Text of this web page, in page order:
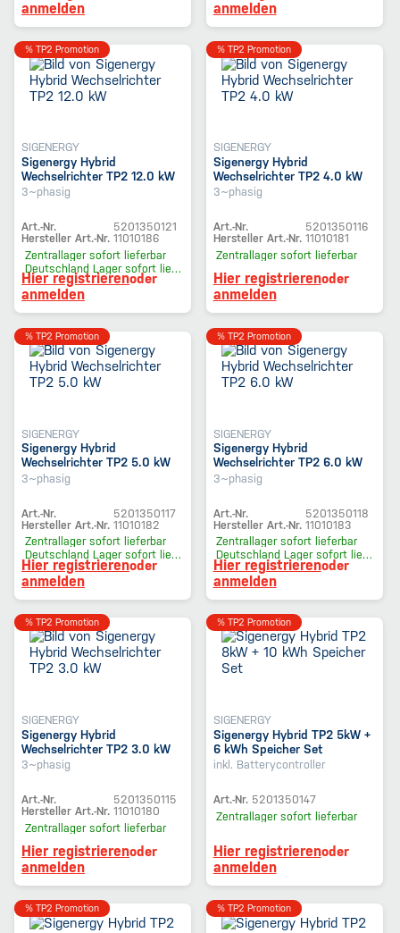
anmelden anmelden
% TP2 Promotion
SIGENERGY
Sigenergy Hybrid
Wechselrichter TP2 12.0 kW
3~phasig
Art.-Nr.
5201350121
Hersteller Art.-Nr. 11010186
Zentrallager sofort lieferbar
Deutschland Lager sofort lieferbar
Hier registrierenoder
anmelden
% TP2 Promotion
SIGENERGY
Sigenergy Hybrid
Wechselrichter TP2 4.0 kW
3~phasig
Art.-Nr.
5201350116
Hersteller Art.-Nr. 11010181
Zentrallager sofort lieferbar
Hier registrierenoder
anmelden
% TP2 Promotion
SIGENERGY
Sigenergy Hybrid
Wechselrichter TP2 5.0 kW
3~phasig
Art.-Nr.
5201350117
Hersteller Art.-Nr. 11010182
Zentrallager sofort lieferbar
Deutschland Lager sofort lieferbar
Hier registrierenoder
anmelden
% TP2 Promotion
SIGENERGY
Sigenergy Hybrid
Wechselrichter TP2 6.0 kW
3~phasig
Art.-Nr.
5201350118
Hersteller Art.-Nr. 11010183
Zentrallager sofort lieferbar
Deutschland Lager sofort lieferbar
Hier registrierenoder
anmelden
% TP2 Promotion
SIGENERGY
Sigenergy Hybrid
Wechselrichter TP2 3.0 kW
3~phasig
Art.-Nr.
5201350115
Hersteller Art.-Nr. 11010180
Zentrallager sofort lieferbar
Hier registrierenoder
anmelden
% TP2 Promotion
SIGENERGY
Sigenergy Hybrid TP2 5kW +
6 kWh Speicher Set
inkl. Batterycontroller
Art.-Nr. 5201350147
Zentrallager sofort lieferbar
Hier registrierenoder
anmelden
% TP2 Promotion % TP2 Promotion